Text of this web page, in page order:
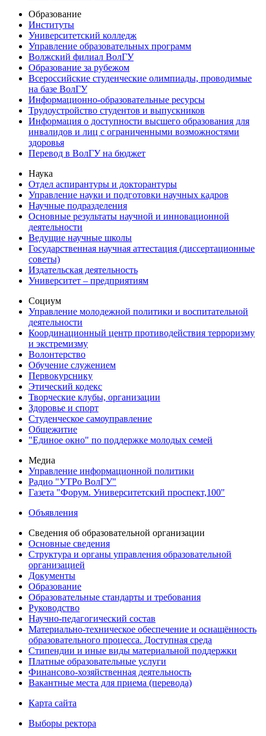
Образование
Институты
Университетский колледж
Управление образовательных программ
Волжский филиал ВолГУ
Образование за рубежом
Всероссийские студенческие олимпиады, проводимые
на базе ВолГУ
Информационно-образовательные ресурсы
Трудоустройство студентов и выпускников
Информация о доступности высшего образования для
инвалидов и лиц с ограниченными возможностями
здоровья
Перевод в ВолГУ на бюджет
Наука
Отдел аспирантуры и докторантуры
Управление науки и подготовки научных кадров
Научные подразделения
Основные результаты научной и инновационной
деятельности
Ведущие научные школы
Государственная научная аттестация (диссертационные
советы)
Издательская деятельность
Университет – предприятиям
Социум
Управление молодежной политики и воспитательной
деятельности
Координационный центр противодействия терроризму
и экстремизму
Волонтерство
Обучение служением
Первокурснику
Этический кодекс
Творческие клубы, организации
Здоровье и спорт
Студенческое самоуправление
Общежитие
"Единое окно" по поддержке молодых семей
Медиа
Управление информационной политики
Радио "УТРо ВолГУ"
Газета "Форум. Университетский проспект,100"
Объявления
Сведения об образовательной организации
Основные сведения
Структура и органы управления образовательной
организацией
Документы
Образование
Образовательные стандарты и требования
Руководство
Научно-педагогический состав
Материально-техническое обеспечение и оснащённость
образовательного процесса. Доступная среда
Стипендии и иные виды материальной поддержки
Платные образовательные услуги
Финансово-хозяйственная деятельность
Вакантные места для приема (перевода)
Карта сайта
Выборы ректора